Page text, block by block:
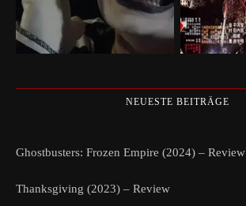
NEUESTE BEITRÄGE
Ghostbusters: Frozen Empire (2024) – Review
Thanksgiving (2023) – Review